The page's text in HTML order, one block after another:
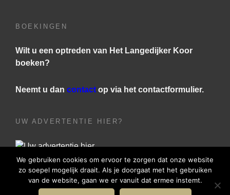
BOEKINGEN
Wilt u een optreden van Het Langedijker Koor
boeken?
Neemt u dan contact op via het contactformulier.
UW ADVERTENTIE HIER?
COPYRIGHT © 2026HET LANGEDIJKER KOOR
We gebruiken cookies om ervoor te zorgen dat onze website
zo soepel mogelijk draait. Als je doorgaat met het gebruiken
van de website, gaan we er vanuit dat ermee instemt.